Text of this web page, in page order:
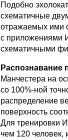
Подобно
схематичные
отражаемых ими
с приложениями
схематичными
Распознавание
Манчестера на
со 100%-ной
распределение
поверхность
Для тренировки
чем 120